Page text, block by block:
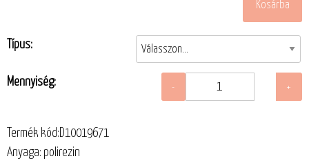
Típus:
Mennyiség:
Termék kód:D10019671
Anyaga: polirezin